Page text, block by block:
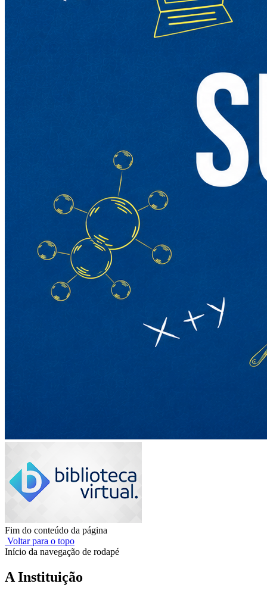
Fim do conteúdo da página
Voltar para o topo
Início da navegação de rodapé
A Instituição